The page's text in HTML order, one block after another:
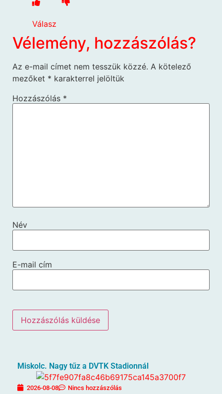
Válasz
Vélemény, hozzászólás?
Az e-mail címet nem tesszük közzé. A kötelező
mezőket * karakterrel jelöltük
Hozzászólás *
Név
E-mail cím
Miskolc. Nagy tűz a DVTK Stadionnál
2026-08-08 Nincs hozzászólás